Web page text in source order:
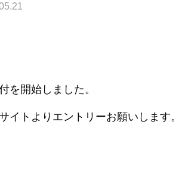
を開始しました。
イトよりエントリーお願いします。